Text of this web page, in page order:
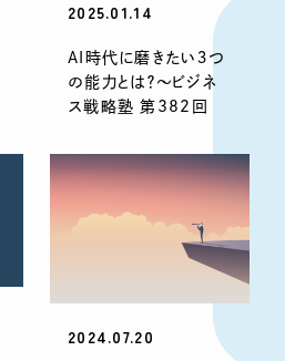
2025.01.14
AI時代に磨きたい３つ
の能力とは？〜ビジネ
ス戦略塾 第382回
2024.07.20